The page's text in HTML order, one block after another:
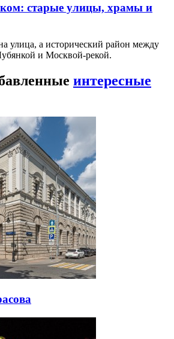
старые улицы, храмы и
улица, а исторический район между
и Москвой-рекой.
интересные